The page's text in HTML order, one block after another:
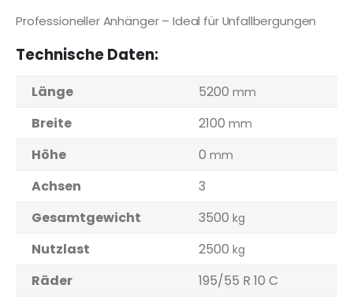
Professioneller Anhänger – Ideal für Unfallbergungen
Technische Daten:
Länge 5200 mm
Breite 2100 mm
Höhe 0 mm
Achsen
3
Gesamtgewicht
3500 kg
Nutzlast 2500 kg
Räder 195/55 R 10 C